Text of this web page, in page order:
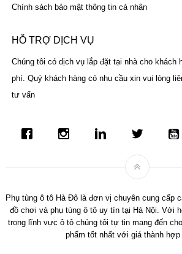
Chính sách bảo mật thông tin cá nhân
HỖ TRỢ DỊCH VỤ
Chúng tôi có dịch vụ lắp đặt tại nhà cho khách
phí. Quý khách hàng có nhu cầu xin vui lòng
tư vấn
Phụ tùng ô tô Hà Đô là đơn vị chuyên cung cấp
đồ chơi và phụ tùng ô tô uy tín tại Hà Nội. Với
trong lĩnh vực ô tô chúng tôi tự tin mang đến
phẩm tốt nhất với giá thành hợp